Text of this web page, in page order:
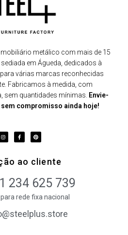
metálico com mais de 15
em Águeda, dedicados à
várias marcas reconhecidas
Fabricamos à medida, com
sem quantidades mínimas. Envie-
compromisso ainda hoje!
ao cliente
234 625 739
rede fixa nacional